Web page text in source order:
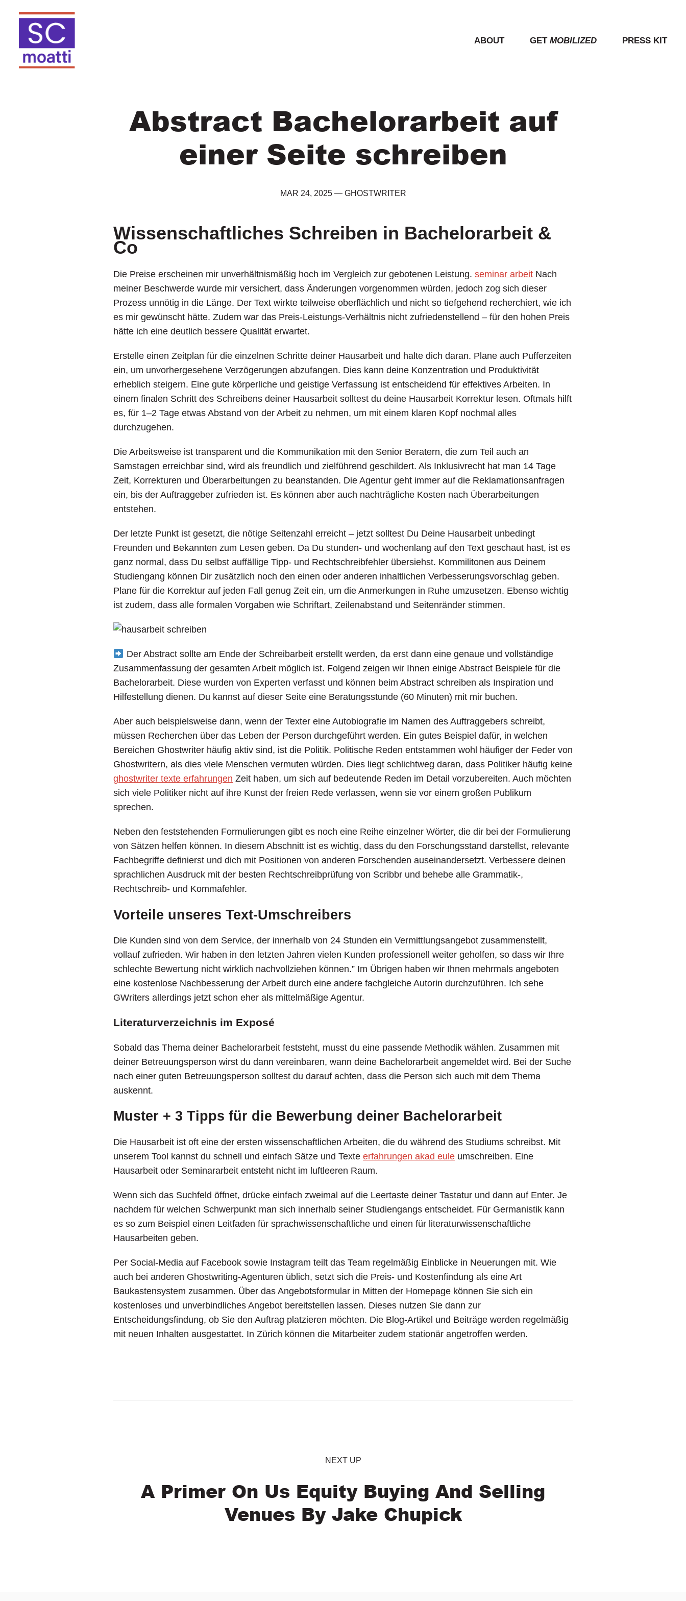
ABOUT GET MOBILIZED PRESS KIT
Abstract Bachelorarbeit auf
einer Seite schreiben
MAR 24, 2025— GHOSTWRITER
Wissenschaftliches Schreiben in Bachelorarbeit &
Co
Die Preise erscheinen mir unverhältnismäßig hoch im Vergleich zur gebotenen Leistung. seminar arbeit Nach
meiner Beschwerde wurde mir versichert, dass Änderungen vorgenommen würden, jedoch zog sich dieser
Prozess unnötig in die Länge. Der Text wirkte teilweise oberflächlich und nicht so tiefgehend recherchiert, wie ich
es mir gewünscht hätte. Zudem war das Preis-Leistungs-Verhältnis nicht zufriedenstellend – für den hohen Preis
hätte ich eine deutlich bessere Qualität erwartet.
Erstelle einen Zeitplan für die einzelnen Schritte deiner Hausarbeit und halte dich daran. Plane auch Pufferzeiten
ein, um unvorhergesehene Verzögerungen abzufangen. Dies kann deine Konzentration und Produktivität
erheblich steigern. Eine gute körperliche und geistige Verfassung ist entscheidend für effektives Arbeiten. In
einem finalen Schritt des Schreibens deiner Hausarbeit solltest du deine Hausarbeit Korrektur lesen. Oftmals hilft
es, für 1–2 Tage etwas Abstand von der Arbeit zu nehmen, um mit einem klaren Kopf nochmal alles
durchzugehen.
Die Arbeitsweise ist transparent und die Kommunikation mit den Senior Beratern, die zum Teil auch an
Samstagen erreichbar sind, wird als freundlich und zielführend geschildert. Als Inklusivrecht hat man 14 Tage
Zeit, Korrekturen und Überarbeitungen zu beanstanden. Die Agentur geht immer auf die Reklamationsanfragen
ein, bis der Auftraggeber zufrieden ist. Es können aber auch nachträgliche Kosten nach Überarbeitungen
entstehen.
Der letzte Punkt ist gesetzt, die nötige Seitenzahl erreicht – jetzt solltest Du Deine Hausarbeit unbedingt
Freunden und Bekannten zum Lesen geben. Da Du stunden- und wochenlang auf den Text geschaut hast, ist es
ganz normal, dass Du selbst auffällige Tipp- und Rechtschreibfehler übersiehst. Kommilitonen aus Deinem
Studiengang können Dir zusätzlich noch den einen oder anderen inhaltlichen Verbesserungsvorschlag geben.
Plane für die Korrektur auf jeden Fall genug Zeit ein, um die Anmerkungen in Ruhe umzusetzen. Ebenso wichtig
ist zudem, dass alle formalen Vorgaben wie Schriftart, Zeilenabstand und Seitenränder stimmen.
Der Abstract sollte am Ende der Schreibarbeit erstellt werden, da erst dann eine genaue und vollständige
Zusammenfassung der gesamten Arbeit möglich ist. Folgend zeigen wir Ihnen einige Abstract Beispiele für die
Bachelorarbeit. Diese wurden von Experten verfasst und können beim Abstract schreiben als Inspiration und
Hilfestellung dienen. Du kannst auf dieser Seite eine Beratungsstunde (60 Minuten) mit mir buchen.
Aber auch beispielsweise dann, wenn der Texter eine Autobiografie im Namen des Auftraggebers schreibt,
müssen Recherchen über das Leben der Person durchgeführt werden. Ein gutes Beispiel dafür, in welchen
Bereichen Ghostwriter häufig aktiv sind, ist die Politik. Politische Reden entstammen wohl häufiger der Feder von
Ghostwritern, als dies viele Menschen vermuten würden. Dies liegt schlichtweg daran, dass Politiker häufig keine
ghostwriter texte erfahrungen Zeit haben, um sich auf bedeutende Reden im Detail vorzubereiten. Auch möchten
sich viele Politiker nicht auf ihre Kunst der freien Rede verlassen, wenn sie vor einem großen Publikum
sprechen.
Neben den feststehenden Formulierungen gibt es noch eine Reihe einzelner Wörter, die dir bei der Formulierung
von Sätzen helfen können. In diesem Abschnitt ist es wichtig, dass du den Forschungsstand darstellst, relevante
Fachbegriffe definierst und dich mit Positionen von anderen Forschenden auseinandersetzt. Verbessere deinen
sprachlichen Ausdruck mit der besten Rechtschreibprüfung von Scribbr und behebe alle Grammatik-,
Rechtschreib- und Kommafehler.
Vorteile unseres Text-Umschreibers
Die Kunden sind von dem Service, der innerhalb von 24 Stunden ein Vermittlungsangebot zusammenstellt,
vollauf zufrieden. Wir haben in den letzten Jahren vielen Kunden professionell weiter geholfen, so dass wir Ihre
schlechte Bewertung nicht wirklich nachvollziehen können.” Im Übrigen haben wir Ihnen mehrmals angeboten
eine kostenlose Nachbesserung der Arbeit durch eine andere fachgleiche Autorin durchzuführen. Ich sehe
GWriters allerdings jetzt schon eher als mittelmäßige Agentur.
Literaturverzeichnis im Exposé
Sobald das Thema deiner Bachelorarbeit feststeht, musst du eine passende Methodik wählen. Zusammen mit
deiner Betreuungsperson wirst du dann vereinbaren, wann deine Bachelorarbeit angemeldet wird. Bei der Suche
nach einer guten Betreuungsperson solltest du darauf achten, dass die Person sich auch mit dem Thema
auskennt.
Muster + 3 Tipps für die Bewerbung deiner Bachelorarbeit
Die Hausarbeit ist oft eine der ersten wissenschaftlichen Arbeiten, die du während des Studiums schreibst. Mit
unserem Tool kannst du schnell und einfach Sätze und Texte erfahrungen akad eule umschreiben. Eine
Hausarbeit oder Seminararbeit entsteht nicht im luftleeren Raum.
Wenn sich das Suchfeld öffnet, drücke einfach zweimal auf die Leertaste deiner Tastatur und dann auf Enter. Je
nachdem für welchen Schwerpunkt man sich innerhalb seiner Studiengangs entscheidet. Für Germanistik kann
es so zum Beispiel einen Leitfaden für sprachwissenschaftliche und einen für literaturwissenschaftliche
Hausarbeiten geben.
Per Social-Media auf Facebook sowie Instagram teilt das Team regelmäßig Einblicke in Neuerungen mit. Wie
auch bei anderen Ghostwriting-Agenturen üblich, setzt sich die Preis- und Kostenfindung als eine Art
Baukastensystem zusammen. Über das Angebotsformular in Mitten der Homepage können Sie sich ein
kostenloses und unverbindliches Angebot bereitstellen lassen. Dieses nutzen Sie dann zur
Entscheidungsfindung, ob Sie den Auftrag platzieren möchten. Die Blog-Artikel und Beiträge werden regelmäßig
mit neuen Inhalten ausgestattet. In Zürich können die Mitarbeiter zudem stationär angetroffen werden.
NEXT UP
A Primer On Us Equity Buying And Selling
Venues By Jake Chupick